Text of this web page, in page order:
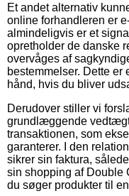
Et andet alternativ
online forhandleren er
almindeligvis er et
opretholder de danske
overvåges af
bestemmelser. Dette
hånd, hvis du bliver
Derudover stiller vi
grundlæggende
transaktionen, som
garanterer. I den
sikrer sin faktura,
sin shopping af Double
du søger produkter til